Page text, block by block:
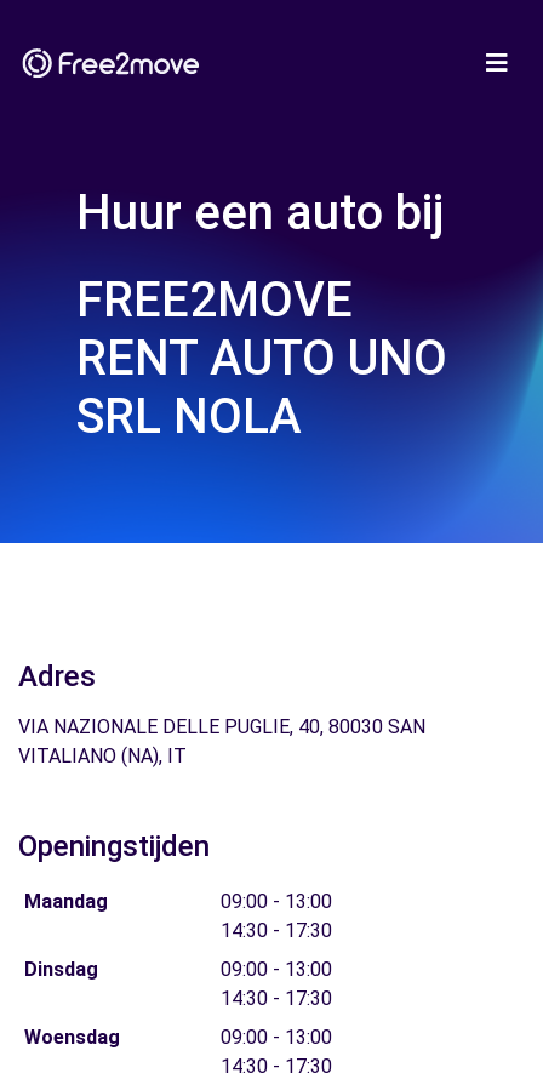
Huur een auto bij
FREE2MOVE
RENT AUTO UNO
SRL NOLA
Adres
VIA NAZIONALE DELLE PUGLIE, 40, 80030 SAN
VITALIANO (NA), IT
Openingstijden
Maandag
09:00 - 13:00
14:30 - 17:30
Dinsdag
09:00 - 13:00
14:30 - 17:30
Woensdag
09:00 - 13:00
14:30 - 17:30